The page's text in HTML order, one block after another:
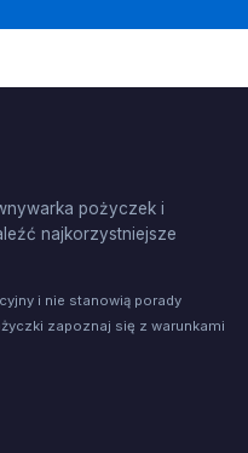
pożyczek i
najkorzystniejsze
i nie stanowią porady
zapoznaj się z warunkami